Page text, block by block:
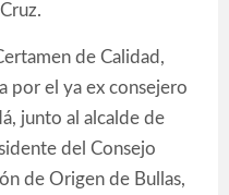
de Calidad,
por el ya ex consejero
junto al alcalde de
del Consejo
de Origen de Bullas,